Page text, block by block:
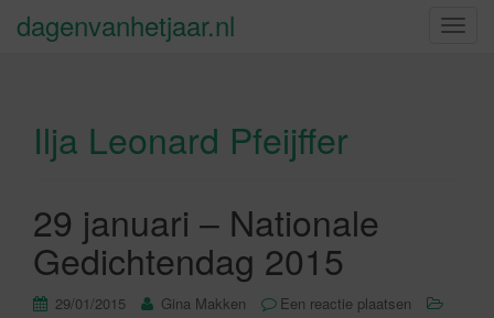
S
dagenvanhetjaar.nl
Ilja Leonard Pfeijffer
29 januari – Nationale
Gedichtendag 2015
29/01/2015 Gina Makken
Een reactie plaatsen